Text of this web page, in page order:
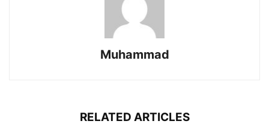
Muhammad
RELATED ARTICLES